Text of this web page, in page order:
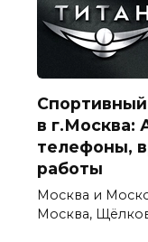
в г.Москва:
телефоны,
работы
Москва и
Москва,